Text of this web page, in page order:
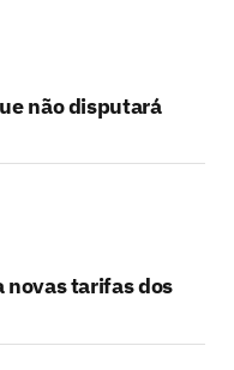
não disputará
novas tarifas dos